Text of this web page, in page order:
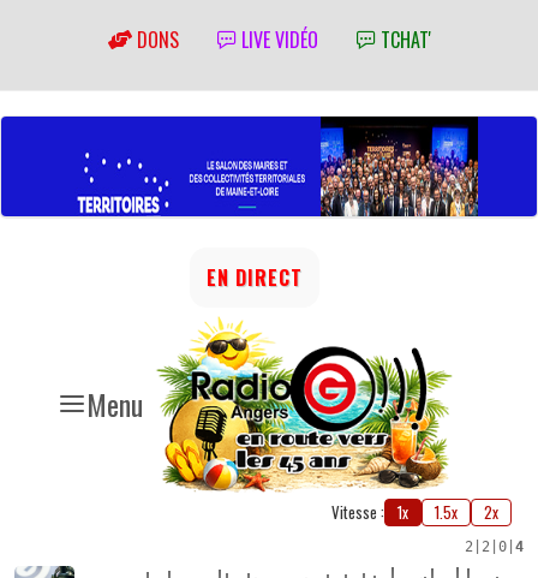
DONS LIVE VIDÉO TCHAT'
Menu
EN DIRECT
Vitesse : 1x 1.5x 2x
2 2 0 4